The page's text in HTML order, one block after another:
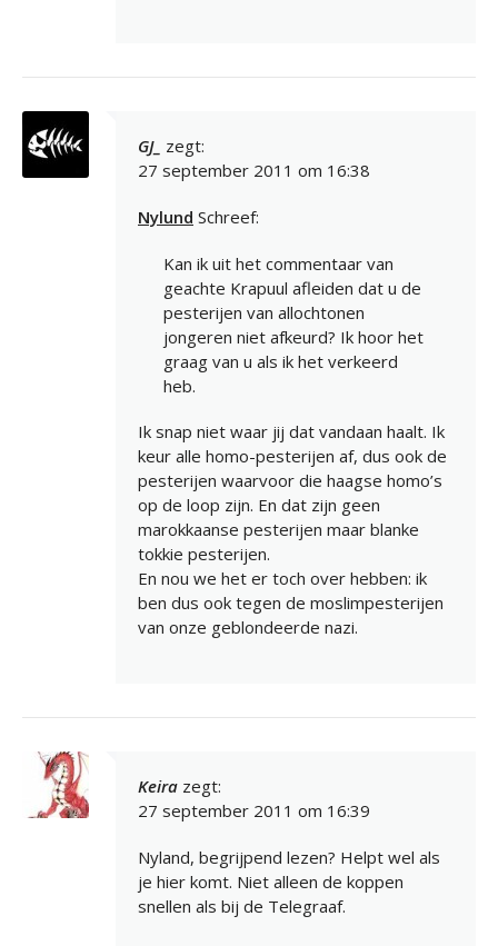
GJ_ zegt:
27 september 2011 om 16:38
Nylund Schreef:
Kan ik uit het commentaar van
geachte Krapuul afleiden dat u de
pesterijen van allochtonen
jongeren niet afkeurd? Ik hoor het
graag van u als ik het verkeerd
heb.
Ik snap niet waar jij dat vandaan haalt. Ik
keur alle homo-pesterijen af, dus ook de
pesterijen waarvoor die haagse homo’s
op de loop zijn. En dat zijn geen
marokkaanse pesterijen maar blanke
tokkie pesterijen.
En nou we het er toch over hebben: ik
ben dus ook tegen de moslimpesterijen
van onze geblondeerde nazi.
Keira zegt:
27 september 2011 om 16:39
Nyland, begrijpend lezen? Helpt wel als
je hier komt. Niet alleen de koppen
snellen als bij de Telegraaf.